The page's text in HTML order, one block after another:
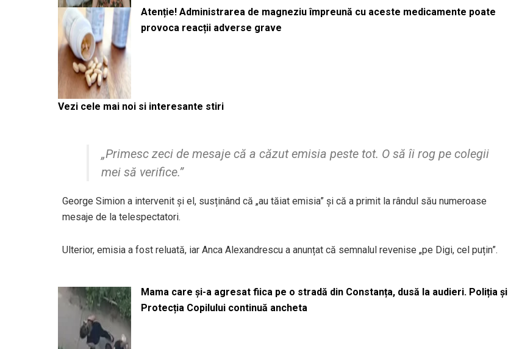
Atenție! Administrarea de magneziu împreună cu aceste medicamente poate
provoca reacții adverse grave
Vezi cele mai noi si interesante stiri
„Primesc zeci de mesaje că a căzut emisia peste tot. O să îi rog pe colegii
mei să verifice.”
George Simion a intervenit și el, susținând că „au tăiat emisia” și că a primit la rândul său numeroase
mesaje de la telespectatori.
Ulterior, emisia a fost reluată, iar Anca Alexandrescu a anunțat că semnalul revenise „pe Digi, cel puțin”.
Mama care și-a agresat fiica pe o stradă din Constanța, dusă la audieri. Poliția și
Protecția Copilului continuă ancheta